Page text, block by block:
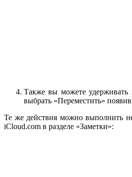
Также вы можете удерживать
выбрать «Переместить»
Те же действия можно выполнить
iCloud.com в разделе «Заметки»: